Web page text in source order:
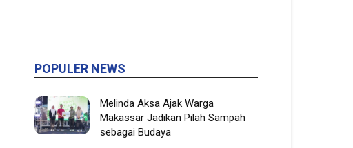
POPULER NEWS
Melinda Aksa Ajak Warga
Makassar Jadikan Pilah Sampah
sebagai Budaya